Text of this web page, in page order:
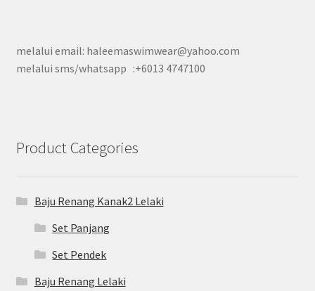
melalui email: haleemaswimwear@yahoo.com
melalui sms/whatsapp :+6013 4747100
Product Categories
Baju Renang Kanak2 Lelaki
Set Panjang
Set Pendek
Baju Renang Lelaki